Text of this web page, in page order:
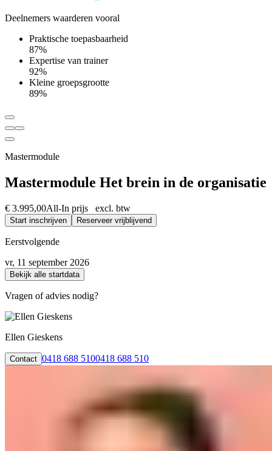
Deelnemers waarderen vooral
Praktische toepasbaarheid
87%
Expertise van trainer
92%
Kleine groepsgrootte
89%
Mastermodule
Mastermodule Het brein in de organisatie
€ 3.995,00All-In prijs excl. btw
Start inschrijven Reserveer vrijblijvend
Eerstvolgende
vr, 11 september 2026
Bekijk alle startdata
Vragen of advies nodig?
Ellen Gieskens
Contact 0418 688 5100418 688 510